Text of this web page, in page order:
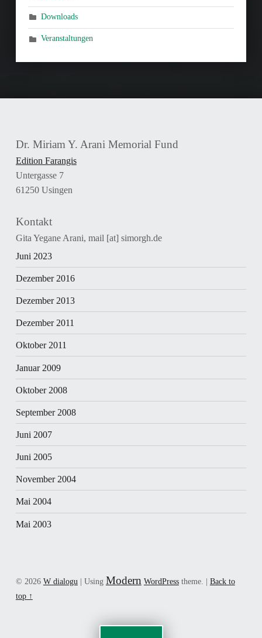
Downloads
Veranstaltungen
Dr. Miriam Y. Arani Memorial Fund
Edition Farangis
Untergasse 7
61250 Usingen
Kontakt
Gita Yegane Arani, mail [at] simorgh.de
Juni 2023
Dezember 2016
Dezember 2013
Dezember 2011
Oktober 2011
Januar 2009
Oktober 2008
September 2008
Juni 2007
Juni 2005
November 2004
Mai 2004
Mai 2003
© 2026 W dialogu | Using Modern WordPresstheme. | Back to
top ↑